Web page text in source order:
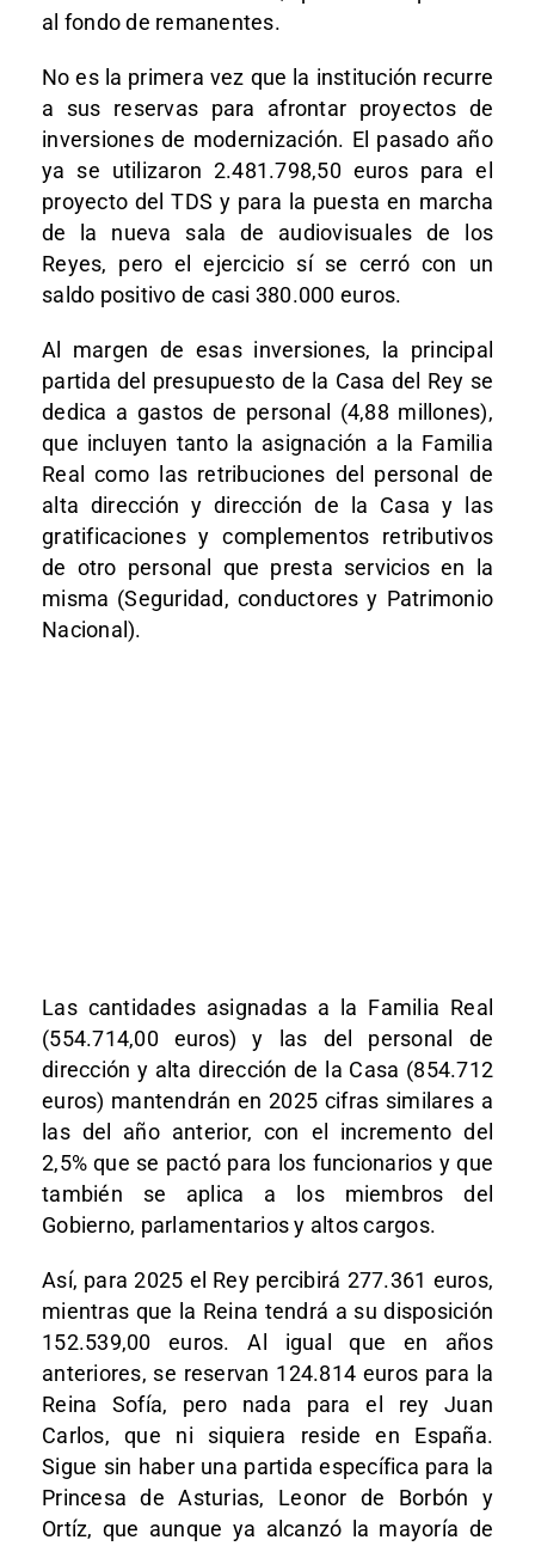
al fondo de remanentes.
No es la primera vez que la institución recurre
a sus reservas para afrontar proyectos de
inversiones de modernización. El pasado año
ya se utilizaron 2.481.798,50 euros para el
proyecto del TDS y para la puesta en marcha
de la nueva sala de audiovisuales de los
Reyes, pero el ejercicio sí se cerró con un
saldo positivo de casi 380.000 euros.
Al margen de esas inversiones, la principal
partida del presupuesto de la Casa del Rey se
dedica a gastos de personal (4,88 millones),
que incluyen tanto la asignación a la Familia
Real como las retribuciones del personal de
alta dirección y dirección de la Casa y las
gratificaciones y complementos retributivos
de otro personal que presta servicios en la
misma (Seguridad, conductores y Patrimonio
Nacional).
Las cantidades asignadas a la Familia Real
(554.714,00 euros) y las del personal de
dirección y alta dirección de la Casa (854.712
euros) mantendrán en 2025 cifras similares a
las del año anterior, con el incremento del
2,5% que se pactó para los funcionarios y que
también se aplica a los miembros del
Gobierno, parlamentarios y altos cargos.
Así, para 2025 el Rey percibirá 277.361 euros,
mientras que la Reina tendrá a su disposición
152.539,00 euros. Al igual que en años
anteriores, se reservan 124.814 euros para la
Reina Sofía, pero nada para el rey Juan
Carlos, que ni siquiera reside en España.
Sigue sin haber una partida específica para la
Princesa de Asturias, Leonor de Borbón y
Ortíz, que aunque ya alcanzó la mayoría de